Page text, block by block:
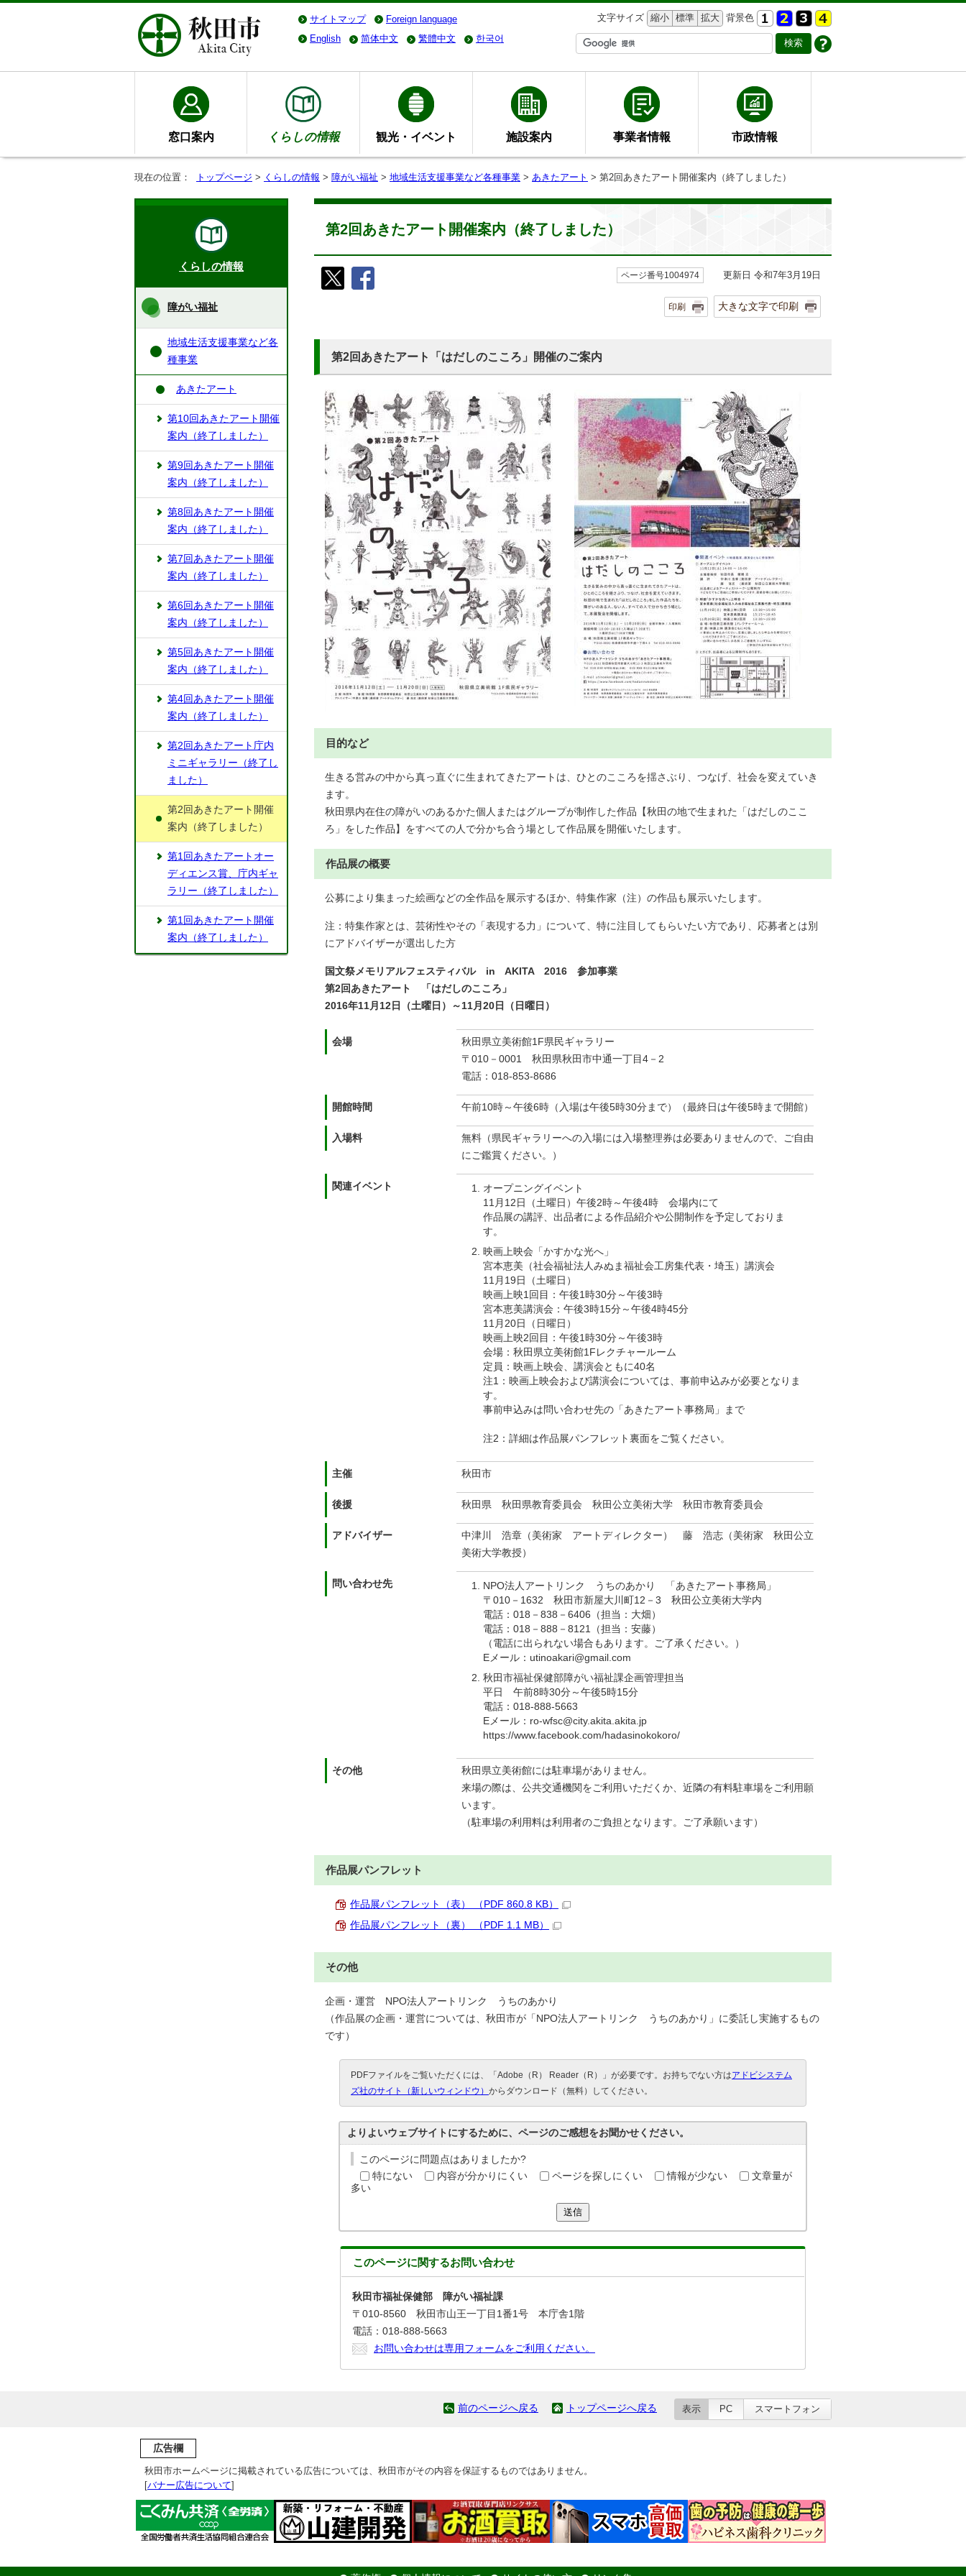
サイトマップ Foreign language 文字サイズ 縮小 標準 拡大 背景色
English
简体中文 繁體中文 한국어
窓口案内 くらしの情報 観光・イベント 施設案内 事業者情報 市政情報
現在の位置： トップページ > くらしの情報 > 障がい福祉 > 地域生活支援事業など各種事業 > あきたアート > 第2回あきたアート開催案内（終了しました）
第2回あきたアート開催案内（終了しました）
ページ番号1004974 更新日 令和7年3月19日
印刷 大きな文字で印刷
第2回あきたアート「はだしのこころ」開催のご案内
目的など
生きる営みの中から真っ直ぐに生まれてきたアートは、ひとのこころを揺さぶり、つなげ、社会を変えていき
ます。
秋田県内在住の障がいのあるかた個人またはグループが制作した作品【秋田の地で生まれた「はだしのここ
ろ」をした作品】をすべての人で分かち合う場として作品展を開催いたします。
作品展の概要
公募により集まった絵画などの全作品を展示するほか、特集作家（注）の作品も展示いたします。
注：特集作家とは、芸術性やその「表現する力」について、特に注目してもらいたい方であり、応募者とは別
にアドバイザーが選出した方
国文祭メモリアルフェスティバル in AKITA 2016 参加事業
第2回あきたアート 「はだしのこころ」
2016年11月12日（土曜日）～11月20日（日曜日）
会場
秋田県立美術館1F県民ギャラリー
〒010－0001 秋田県秋田市中通一丁目4－2
電話：018-853-8686
開館時間 午前10時～午後6時（入場は午後5時30分まで）（最終日は午後5時まで開館）
入場料
無料（県民ギャラリーへの入場には入場整理券は必要ありませんので、ご自由
にご鑑賞ください。）
関連イベント
オープニングイベント
11月12日（土曜日）午後2時～午後4時 会場内にて
作品展の講評、出品者による作品紹介や公開制作を予定しておりま
す。
映画上映会「かすかな光へ」
宮本恵美（社会福祉法人みぬま福祉会工房集代表・埼玉）講演会
11月19日（土曜日）
映画上映1回目：午後1時30分～午後3時
宮本恵美講演会：午後3時15分～午後4時45分
11月20日（日曜日）
映画上映2回目：午後1時30分～午後3時
会場：秋田県立美術館1Fレクチャールーム
定員：映画上映会、講演会ともに40名
注1：映画上映会および講演会については、事前申込みが必要となりま
す。
事前申込みは問い合わせ先の「あきたアート事務局」まで
注2：詳細は作品展パンフレット裏面をご覧ください。
主催 秋田市
後援 秋田県 秋田県教育委員会 秋田公立美術大学 秋田市教育委員会
アドバイザー
中津川 浩章（美術家 アートディレクター） 藤 浩志（美術家 秋田公立
美術大学教授）
問い合わせ先
NPO法人アートリンク うちのあかり 「あきたアート事務局」
〒010－1632 秋田市新屋大川町12－3 秋田公立美術大学内
電話：018－838－6406（担当：大畑）
電話：018－888－8121（担当：安藤）
（電話に出られない場合もあります。ご了承ください。）
Eメール：utinoakari@gmail.com
秋田市福祉保健部障がい福祉課企画管理担当
平日 午前8時30分～午後5時15分
電話：018-888-5663
Eメール：ro-wfsc@city.akita.akita.jp
https://www.facebook.com/hadasinokokoro/
その他
秋田県立美術館には駐車場がありません。
来場の際は、公共交通機関をご利用いただくか、近隣の有料駐車場をご利用願
います。
（駐車場の利用料は利用者のご負担となります。ご了承願います）
作品展パンフレット
作品展パンフレット（表） （PDF 860.8 KB）
作品展パンフレット（裏） （PDF 1.1 MB）
その他
企画・運営 NPO法人アートリンク うちのあかり
（作品展の企画・運営については、秋田市が「NPO法人アートリンク うちのあかり」に委託し実施するもの
です）
PDFファイルをご覧いただくには、「Adobe（R） Reader（R）」が必要です。お持ちでない方はアドビシステム
ズ社のサイト（新しいウィンドウ） からダウンロード（無料）してください。
よりよいウェブサイトにするために、ページのご感想をお聞かせください。
このページに問題点はありましたか?
特にない
内容が分かりにくい ページを探しにくい 情報が少ない
文章量が
多い
送信
このページに関するお問い合わせ
秋田市福祉保健部 障がい福祉課
〒010-8560 秋田市山王一丁目1番1号 本庁舎1階
電話：018-888-5663
お問い合わせは専用フォームをご利用ください。
くらしの情報
障がい福祉
地域生活支援事業など各
種事業
あきたアート
第10回あきたアート開催
案内（終了しました）
第9回あきたアート開催
案内（終了しました）
第8回あきたアート開催
案内（終了しました）
第7回あきたアート開催
案内（終了しました）
第6回あきたアート開催
案内（終了しました）
第5回あきたアート開催
案内（終了しました）
第4回あきたアート開催
案内（終了しました）
第2回あきたアート庁内
ミニギャラリー（終了し
ました）
第2回あきたアート開催
案内（終了しました）
第1回あきたアートオー
ディエンス賞、庁内ギャ
ラリー（終了しました）
第1回あきたアート開催
案内（終了しました）
前のページへ戻る トップページへ戻る 表示 PC スマートフォン
広告欄
秋田市ホームページに掲載されている広告については、秋田市がその内容を保証するものではありません。
[バナー広告について]